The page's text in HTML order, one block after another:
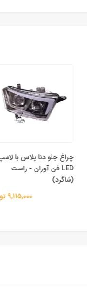
چراغ جلو دنا پلاس با
LED فن آوران - راست
(شاگرد)
9,115,000 تومان